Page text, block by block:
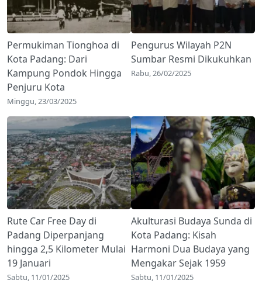
Permukiman Tionghoa di
Kota Padang: Dari
Kampung Pondok Hingga
Penjuru Kota
Minggu, 23/03/2025
Pengurus Wilayah P2N
Sumbar Resmi Dikukuhkan
Rabu, 26/02/2025
Rute Car Free Day di
Padang Diperpanjang
hingga 2,5 Kilometer Mulai
19 Januari
Sabtu, 11/01/2025
Akulturasi Budaya Sunda di
Kota Padang: Kisah
Harmoni Dua Budaya yang
Mengakar Sejak 1959
Sabtu, 11/01/2025